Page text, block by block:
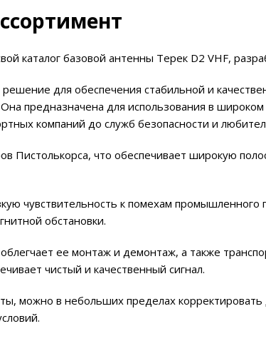
каталог базовой антенны Терек D2 VHF,
для обеспечения стабильной и
предназначена для использования в
компаний до служб безопасности и
Пистолькорса, что обеспечивает широкую
чувствительность к помехам
обстановки.
ее монтаж и демонтаж, а также
чистый и качественный сигнал.
можно в небольших пределах